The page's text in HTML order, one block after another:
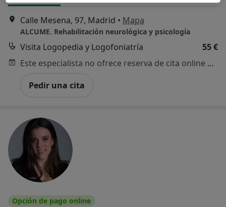
Calle Mesena, 97, Madrid • Mapa
ALCUME. Rehabilitación neurológica y psicología
Visita Logopedia y Logofoniatría
55 €
Este especialista no ofrece reserva de cita online en esta dirección.
Pedir una cita
Opción de pago online